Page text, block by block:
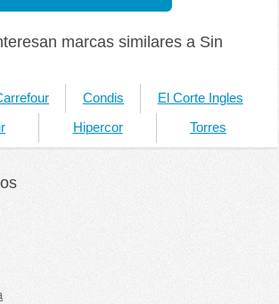
marcas similares a Sin
Condis El Corte Ingles
Hipercor Torres